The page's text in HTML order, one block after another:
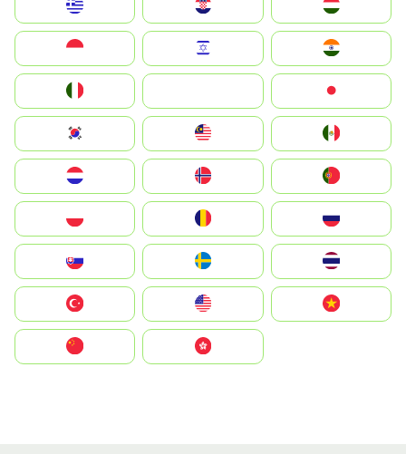
Magyarország
South Korea
United States
中國香港特別行政區